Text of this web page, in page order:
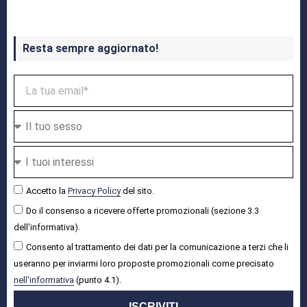
Resta sempre aggiornato!
Accetto la Privacy Policydel sito.
Do il consenso a ricevere offerte promozionali (sezione 3.3
dell'informativa).
Consento al trattamento dei dati per la comunicazione a terzi che li
useranno per inviarmi loro proposte promozionali come precisato
nell'informativa (punto 4.1).